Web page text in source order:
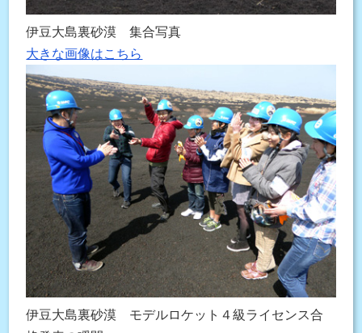
伊豆大島裏砂漠 集合写真
大きな画像はこちら
伊豆大島裏砂漠 モデルロケット４級ライセンス合